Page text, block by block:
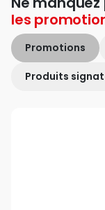
les
Promotions
Produits